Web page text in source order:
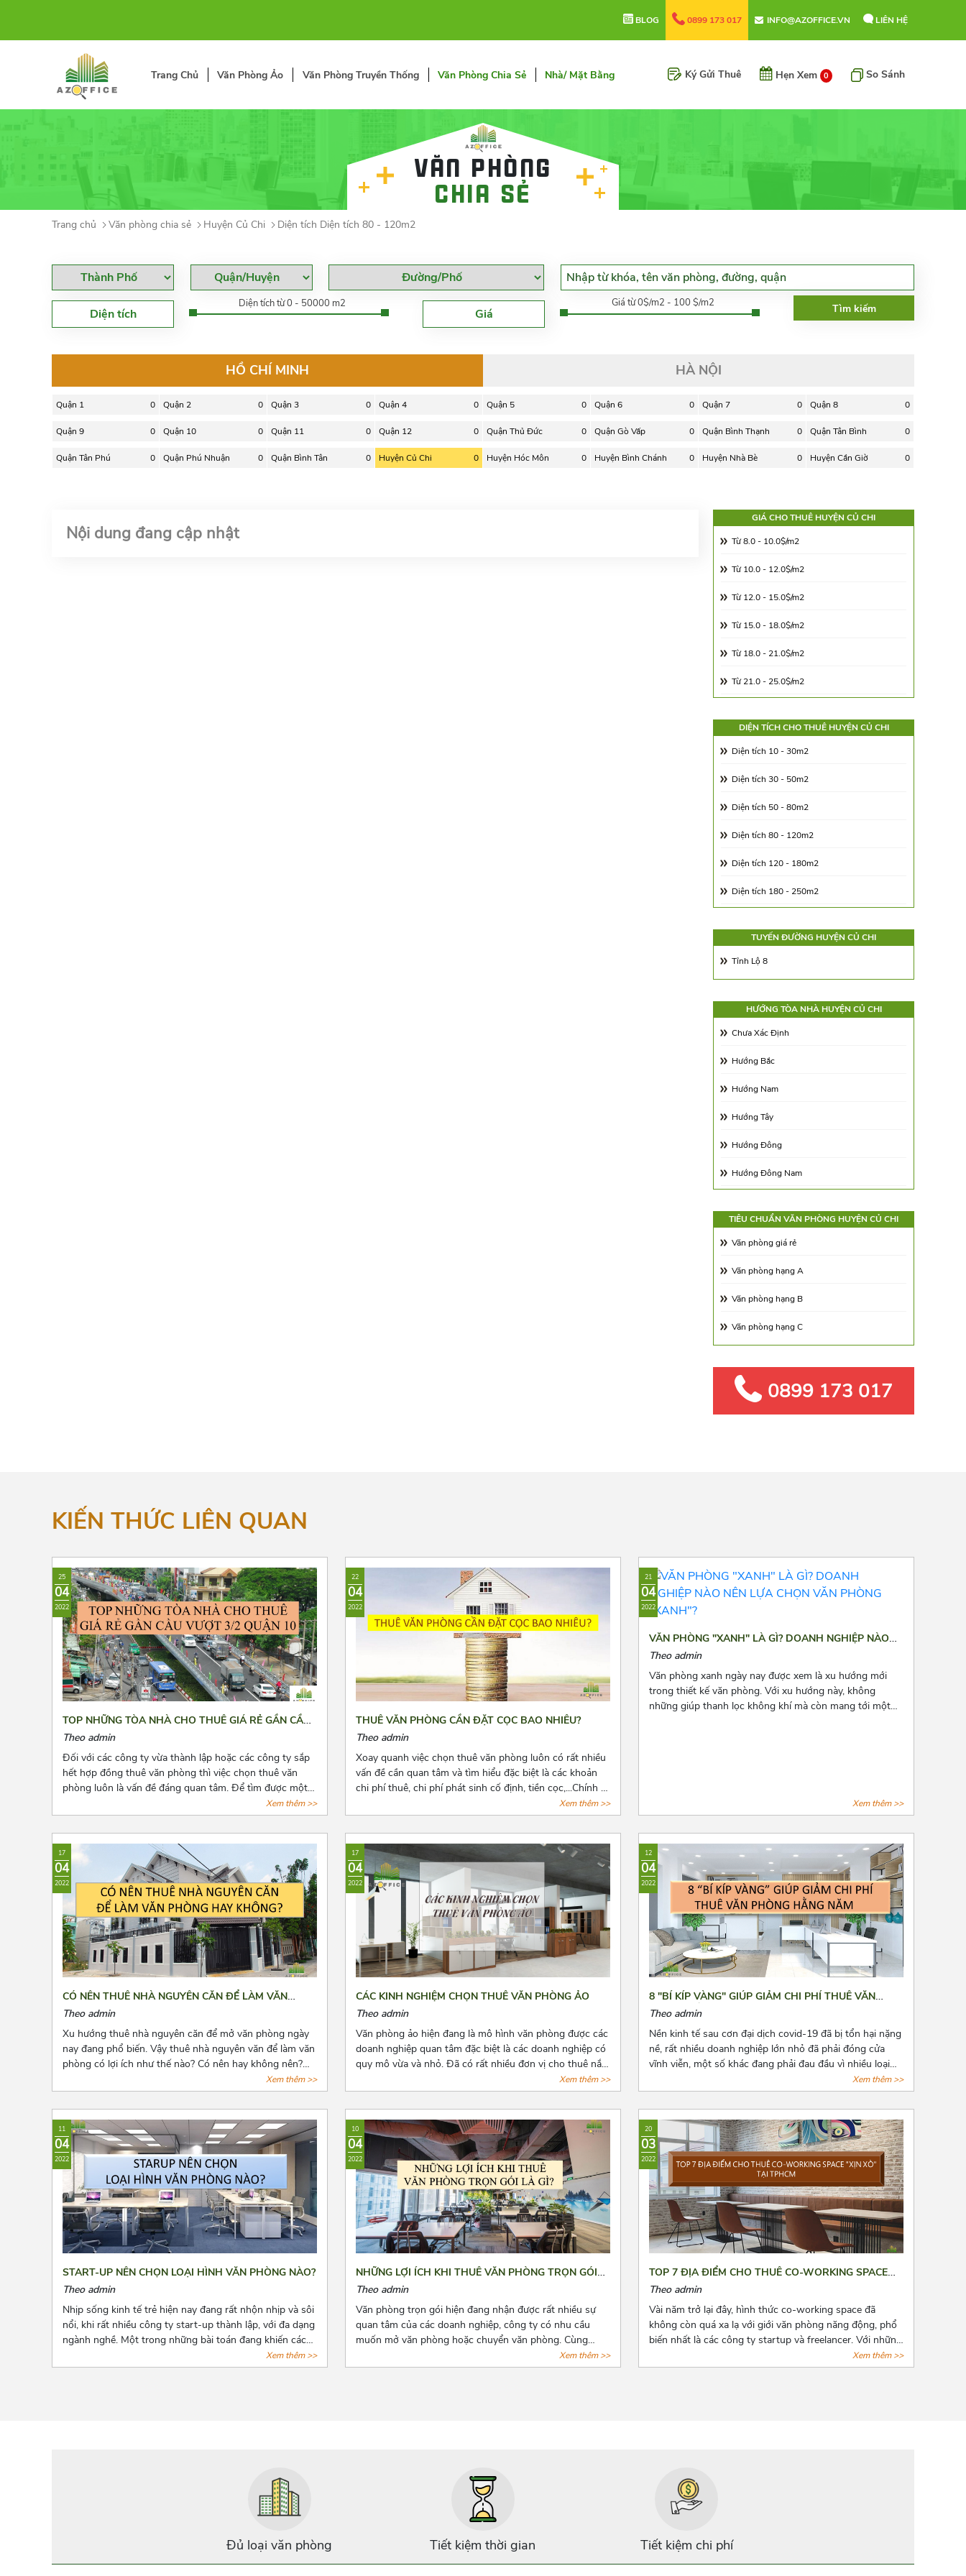
BLOG 0899 173 017 INFO@AZOFFICE.VN LIÊN HỆ
Trang Chủ Văn Phòng Ảo Văn Phòng Truyền Thống Văn Phòng Chia Sẻ Nhà/ Mặt Bằng Ký Gửi Thuê Hẹn Xem 0 So Sánh
Văn phòng
chia sẻ
Trang chủ Văn phòng chia sẻ Huyện Củ Chi Diện tích Diện tích 80 - 120m2
Diện tích
Diện tích từ 0 - 50000 m2
Giá
Giá từ 0$/m2 - 100 $/m2
HỒ CHÍ MINH HÀ NỘI
Quận 1 0 Quận 2 0 Quận 3 0 Quận 4 0 Quận 5 0 Quận 6 0 Quận 7 0 Quận 8 0
Quận 9 0 Quận 10 0 Quận 11 0 Quận 12 0 Quận Thủ Đức 0 Quận Gò Vấp 0 Quận Bình Thạnh 0 Quận Tân Bình 0
Quận Tân Phú 0 Quận Phú Nhuận 0 Quận Bình Tân 0 Huyện Củ Chi 0 Huyện Hóc Môn 0 Huyện Bình Chánh 0 Huyện Nhà Bè 0 Huyện Cần Giờ 0
Nội dung đang cập nhật
GIÁ CHO THUÊ HUYỆN CỦ CHI
Từ 8.0 - 10.0$/m2
Từ 10.0 - 12.0$/m2
Từ 12.0 - 15.0$/m2
Từ 15.0 - 18.0$/m2
Từ 18.0 - 21.0$/m2
Từ 21.0 - 25.0$/m2
Từ 30.0 - 65.0$/m2
DIỆN TÍCH CHO THUÊ HUYỆN CỦ CHI
Diện tích 10 - 30m2
Diện tích 30 - 50m2
Diện tích 50 - 80m2
Diện tích 80 - 120m2
Diện tích 120 - 180m2
Diện tích 180 - 250m2
Diện tích 350 - 500m2
TUYẾN ĐƯỜNG HUYỆN CỦ CHI
Tỉnh Lộ 8
HƯỚNG TÒA NHÀ HUYỆN CỦ CHI
Chưa Xác Định
Hướng Bắc
Hướng Nam
Hướng Tây
Hướng Đông
Hướng Đông Nam
Hướng Tây Bắc
TIÊU CHUẨN VĂN PHÒNG HUYỆN CỦ CHI
Văn phòng giá rẻ
Văn phòng hạng A
Văn phòng hạng B
Văn phòng hạng C
0899 173 017
KIẾN THỨC LIÊN QUAN
25
04
2022
TOP NHỮNG TÒA NHÀ CHO THUÊ GIÁ RẺ GẦN CẦU
VƯỢT 3/2 QUẬN 10
Theo admin
Đối với các công ty vừa thành lập hoặc các công ty sắp
hết hợp đồng thuê văn phòng thì việc chọn thuê văn
phòng luôn là vấn đề đáng quan tâm. Để tìm được một
văn phòng vừa ý, giá cả hợp lý, vị trí thuận tiện đi lại, cơ
sở hạ tầng tốt thật sự khiến các chủ doanh nghiệp cân
nhắc lựa chọn rất nhiều. Bài viết này, Azoffice sẽ chia sẻ
cho các bạn top những tòa nhà cho thuê giá rẻ gần cầu
vượt 3/2 quận 10.
Xem thêm >>
22
04
2022
THUÊ VĂN PHÒNG CẦN ĐẶT CỌC BAO NHIÊU?
Theo admin
Xoay quanh việc chọn thuê văn phòng luôn có rất nhiều
vấn đề cần quan tâm và tìm hiểu đặc biệt là các khoản
chi phí thuê, chi phí phát sinh cố định, tiền cọc,...Chính vì
vậy trước khi quyết định thuê văn phòng, bên thuê cần
biết rõ số tiền cọc và các loại chi phí thuê hằng tháng,
những quy định pháp luật có liên quan và cách để lấy lại
tiền cọc trong những trường hợp rủi ro có thể xảy ra.
Cùng Azoffice tìm hiểu thêm về nội dung này trong bài
viết dưới đây nhé!
Xem thêm >>
21
04
2022
VĂN PHÒNG "XANH" LÀ GÌ? DOANH NGHIỆP NÀO
NÊN LỰA CHỌN VĂN PHÒNG "XANH"?
Theo admin
Văn phòng xanh ngày nay được xem là xu hướng mới
trong thiết kế văn phòng. Với xu hướng này, không
những giúp thanh lọc không khí mà còn mang tới một
Xem thêm >>
17
04
2022
CÓ NÊN THUÊ NHÀ NGUYÊN CĂN ĐỂ LÀM VĂN
PHÒNG HAY KHÔNG?
Theo admin
Xu hướng thuê nhà nguyên căn để mở văn phòng ngày
nay đang phổ biến. Vậy thuê nhà nguyên văn để làm văn
phòng có lợi ích như thế nào? Có nên hay không nên?
Cùng Azoffice tìm câu trả lời các câu hỏi này qua bài viết
dưới đây nhé!
Xem thêm >>
17
04
2022
CÁC KINH NGHIỆM CHỌN THUÊ VĂN PHÒNG ẢO
Theo admin
Văn phòng ảo hiện đang là mô hình văn phòng được các
doanh nghiệp quan tâm đặc biệt là các doanh nghiệp có
quy mô vừa và nhỏ. Đã có rất nhiều đơn vị cho thuê nắm
bắt được xu hướng đó và tiến hành mở rộng cho thuê
loại hình văn phòng này. Tuy nhiên, đây là dịch vụ còn
quá mới mẻ khiến cho các doanh nghiệp có nhiều điều
phân vân. Bài viết này, Azoffice mong rằng sẽ giải đáp
các thắc mắc của các quý doanh nghiệp.
Xem thêm >>
12
04
2022
8 "BÍ KÍP VÀNG" GIÚP GIẢM CHI PHÍ THUÊ VĂN
PHÒNG HẰNG NĂM
Theo admin
Nền kinh tế sau cơn đại dịch covid-19 đã bị tổn hại nặng
nề, rất nhiều doanh nghiệp lớn nhỏ đã phải đóng cửa
vĩnh viễn, một số khác đang phải đau đầu vì nhiều loại
chi phí cố định phải chi trả, trong đó không thể không
nhắc đến chi phí thuê văn phòng, kho bãi,...Bài viết là 8
“bí kíp vàng” mà Azoffice muốn chia sẻ để phần nào
giúp các bạn giảm chi phí thuê văn phòng, giảm bớt nỗi
lo cho các doanh nghiệp.
Xem thêm >>
11
04
2022
START-UP NÊN CHỌN LOẠI HÌNH VĂN PHÒNG NÀO?
Theo admin
Nhịp sống kinh tế trẻ hiện nay đang rất nhộn nhịp và sôi
nổi, khi rất nhiều công ty start-up thành lập, với đa dạng
ngành nghề. Một trong những bài toán đang khiến các
start-up đau đầu là chọn lựa một văn phòng sao cho
phù hợp với mức vốn ban đầu còn hạn hẹp. Và bài viết
Xem thêm >>
10
04
2022
NHỮNG LỢI ÍCH KHI THUÊ VĂN PHÒNG TRỌN GÓI
LÀ GÌ?
Theo admin
Văn phòng trọn gói hiện đang nhận được rất nhiều sự
quan tâm của các doanh nghiệp, công ty có nhu cầu
muốn mở văn phòng hoặc chuyển văn phòng. Cùng
Azoffice điểm danh những lợi ích khi thuê văn phòng
trọn gói qua bài viết dưới đây nhé!
Xem thêm >>
20
03
2022
TOP 7 ĐỊA ĐIỂM CHO THUÊ CO-WORKING SPACE
“XỊN XÒ” TẠI TPHCM
Theo admin
Vài năm trở lại đây, hình thức co-working space đã
không còn quá xa lạ với giới văn phòng năng động, phổ
biến nhất là các công ty startup và freelancer. Với những
tiện ích cơ bản của giới văn phòng, hình thức này còn
đặt biệt chú trọng đến không gian tạo nguồn cảm hứng
Xem thêm >>
Đủ loại văn phòng Tiết kiệm thời gian Tiết kiệm chi phí